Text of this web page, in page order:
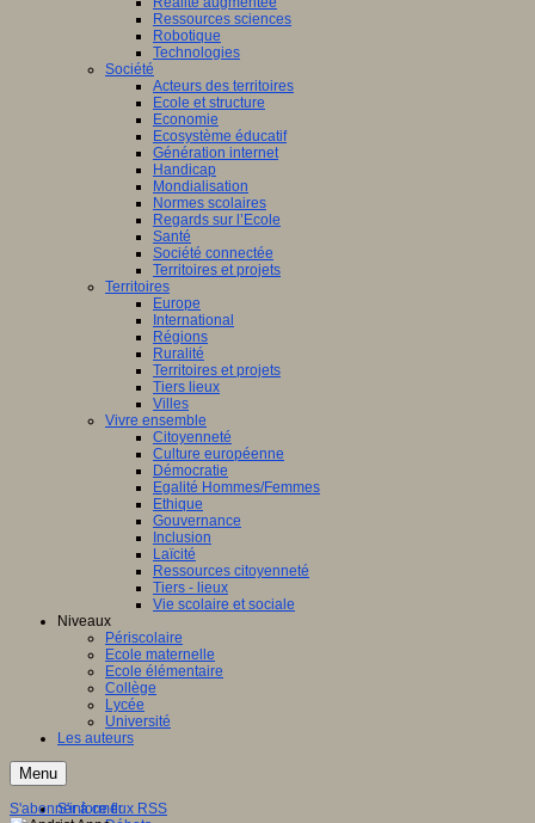
Ressources sciences
Robotique
Technologies
Société
Acteurs des territoires
Ecole et structure
Economie
Ecosystème éducatif
Génération internet
Handicap
Mondialisation
Normes scolaires
Regards sur l’Ecole
Santé
Société connectée
Territoires et projets
Territoires
Europe
International
Régions
Ruralité
Territoires et projets
Tiers lieux
Villes
Vivre ensemble
Citoyenneté
Culture européenne
Démocratie
Egalité Hommes/Femmes
Ethique
Gouvernance
Inclusion
Laïcité
Ressources citoyenneté
Tiers - lieux
Vie scolaire et sociale
Niveaux
Périscolaire
Ecole maternelle
Ecole élémentaire
Collège
Lycée
Université
Les auteurs
Menu
S'informer
S'abonner à ce flux RSS